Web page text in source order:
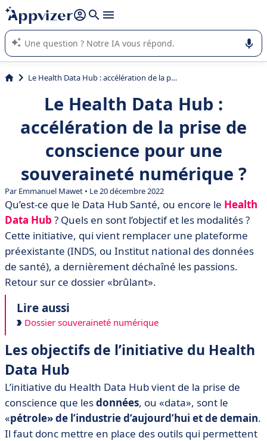
répondre (plusieurs lignes avec
L'IA de Appvizer vous guide dans l'utilisation ou la sélection de
logiciel SaaS en entreprise.
Le Health Data Hub : accélération de la prise de conscience pour une souveraineté numérique ?
Le Health Data Hub :
accélération de la prise de
conscience pour une
souveraineté numérique ?
ParEmmanuel Mawet • Le 20 décembre 2022
Qu’est-ce que le Data Hub Santé, ou encore le Health
Data Hub ? Quels en sont l’objectif et les modalités ?
Cette initiative, qui vient remplacer une plateforme
préexistante (INDS, ou Institut national des données
de santé), a dernièrement déchaîné les passions.
Retour sur ce dossier «brûlant».
Lire aussi
Dossier souveraineté numérique
Les objectifs de l’initiative du Health
Data Hub
L’initiative du Health Data Hub vient de la prise de
conscience que lesdonnées, ou «data», sont le
«pétrole» de l’industrie d’aujourd’hui et de demain.
Il faut donc mettre en place des outils qui permettent